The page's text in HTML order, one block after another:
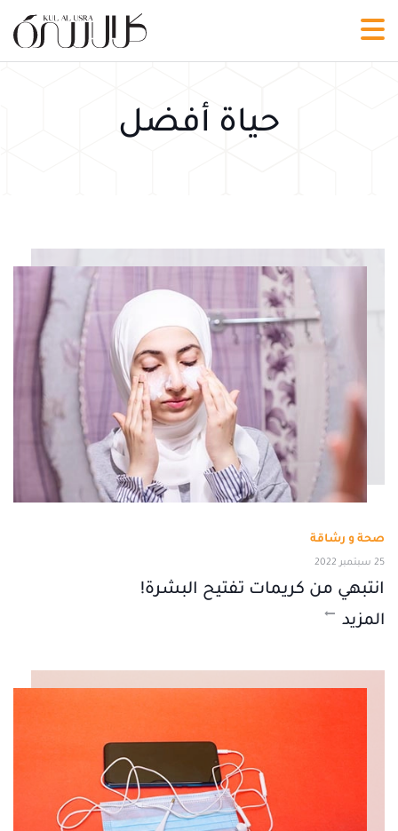
حياة أفضل
صحة و رشاقة
25 سبتمبر 2022
انتبهي من كريمات تفتيح البشرة!
المزيد